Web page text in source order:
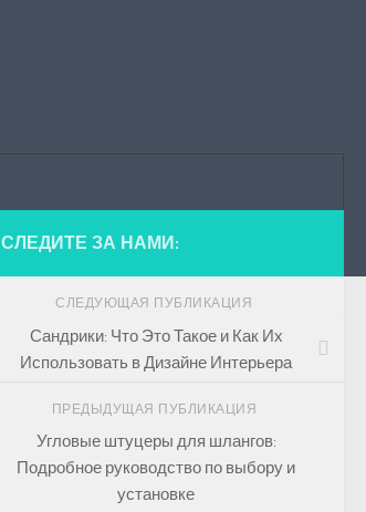
СЛЕДИТЕ ЗА НАМИ:
СЛЕДУЮЩАЯ ПУБЛИКАЦИЯ
Сандрики: Что Это Такое и Как Их
Использовать в Дизайне Интерьера
ПРЕДЫДУЩАЯ ПУБЛИКАЦИЯ
Угловые штуцеры для шлангов:
Подробное руководство по выбору и
установке